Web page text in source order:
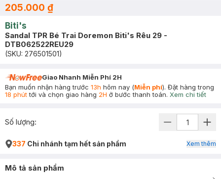
205.000 ₫
Biti's
Sandal TPR Bé Trai Doremon Biti's Rêu 29 -
DTB062522REU29
(SKU: 276501501)
Giao Nhanh Miễn Phí 2H
Bạn muốn nhận hàng trước 13h hôm nay (Miễn phí). Đặt hàng trong
18 phúttới và chọn giao hàng 2H ở bước thanh toán. Xem chi tiết
Số lượng:
337 Chi nhánh tạm hết sản phẩm Xem thêm
Mô tả sản phẩm